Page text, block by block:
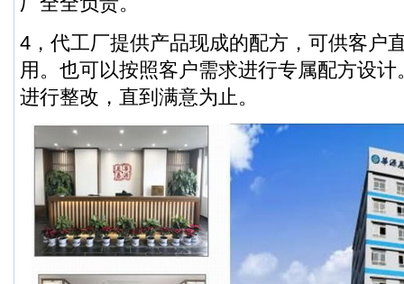
4，代工厂提供产品现成的配方，可供客户
用。也可以按照客户需求进行专属配方设
进行整改，直到满意为止。